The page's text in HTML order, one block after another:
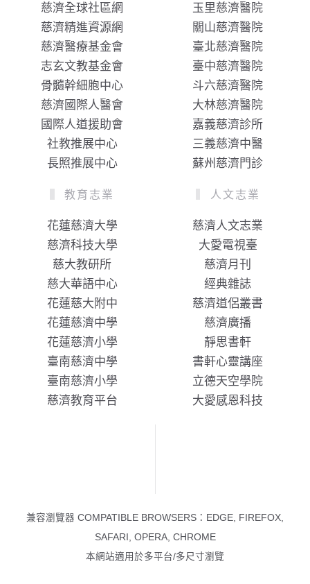
慈濟全球社區網
慈濟精進資源網
慈濟醫療基金會
志玄文教基金會
骨髓幹細胞中心
慈濟國際人醫會
國際人道援助會
社教推展中心
長照推展中心
玉里慈濟醫院
關山慈濟醫院
臺北慈濟醫院
臺中慈濟醫院
斗六慈濟醫院
大林慈濟醫院
嘉義慈濟診所
三義慈濟中醫
蘇州慈濟門診
教育志業
花蓮慈濟大學
慈濟科技大學
慈大教研所
慈大華語中心
花蓮慈大附中
花蓮慈濟中學
花蓮慈濟小學
臺南慈濟中學
臺南慈濟小學
慈濟教育平台
人文志業
慈濟人文志業
大愛電視臺
慈濟月刊
經典雜誌
慈濟道侶叢書
慈濟廣播
靜思書軒
書軒心靈講座
立德天空學院
大愛感恩科技
兼容瀏覽器 COMPATIBLE BROWSERS：EDGE, FIREFOX,
SAFARI, OPERA, CHROME
本網站適用於多平台/多尺寸瀏覽